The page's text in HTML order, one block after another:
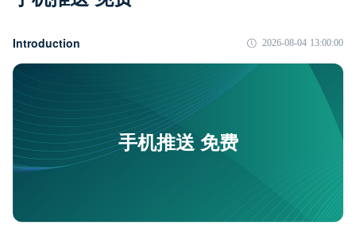
Introduction 2026-08-04 13:00:00
手机推送 免费